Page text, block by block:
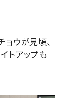
ウが見頃、
トアップも